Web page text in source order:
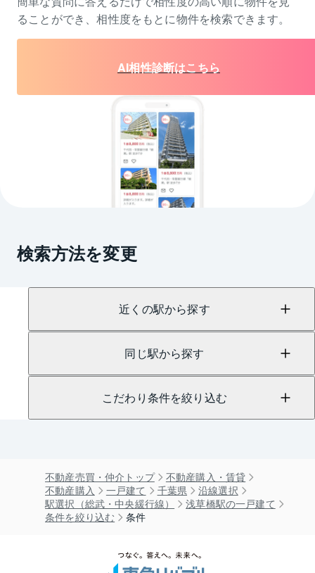
ることができ、相性度をもとに物件を検索できます。
AI相性診断はこちら
検索方法を変更
近くの駅から探す
同じ駅から探す
こだわり条件を絞り込む
不動産売買・仲介トップ
不動産購入・賃貸
不動産購入
一戸建て 千葉県
沿線選択
駅選択（総武・中央緩行線）
浅草橋駅の一戸建て
条件を絞り込む
条件